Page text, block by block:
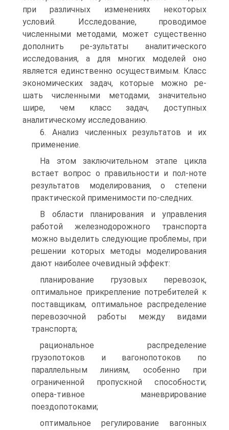
при различных изменениях некоторых
условий. Исследование, проводимое
численными методами, может существенно
дополнить ре-зультаты аналитического
исследования, а для многих моделей оно
является единственно осуществимым. Класс
экономических задач, которые можно ре-
шать численными методами, значительно
шире, чем класс задач, доступных
аналитическому исследованию.
6. Анализ численных результатов и их
применение.
На этом заключительном этапе цикла
встает вопрос о правильности и пол-ноте
результатов моделирования, о степени
практической применимости по-следних.
В области планирования и управления
работой железнодорожного транспорта
можно выделить следующие проблемы, при
решении которых методы моделирования
дают наиболее очевидный эффект:
планирование грузовых перевозок,
оптимальное прикрепление потребителей к
поставщикам, оптимальное распределение
перевозочной работы между видами
транспорта;
рациональное распределение
грузопотоков и вагонопотоков по
параллельным линиям, особенно при
ограниченной пропускной способности;
опера-тивное маневрирование
поездопотоками;
оптимальное регулирование вагонных